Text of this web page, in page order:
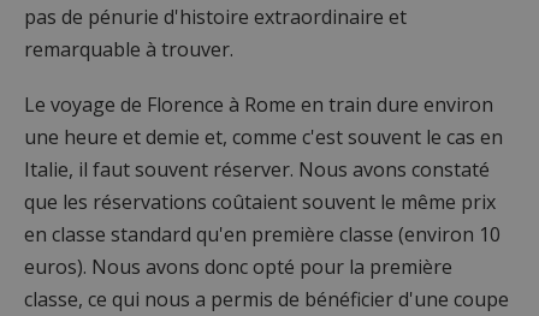
pas de pénurie d'histoire extraordinaire et
remarquable à trouver.
Le voyage de Florence à Rome en train dure environ
une heure et demie et, comme c'est souvent le cas en
Italie, il faut souvent réserver. Nous avons constaté
que les réservations coûtaient souvent le même prix
en classe standard qu'en première classe (environ 10
euros). Nous avons donc opté pour la première
classe, ce qui nous a permis de bénéficier d'une coupe